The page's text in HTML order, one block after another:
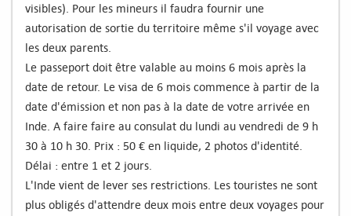
visibles). Pour les mineurs il faudra fournir une
autorisation de sortie du territoire même s'il voyage avec
les deux parents.
Le passeport doit être valable au moins 6 mois après la
date de retour. Le visa de 6 mois commence à partir de la
date d'émission et non pas à la date de votre arrivée en
Inde. A faire faire au consulat du lundi au vendredi de 9 h
30 à 10 h 30. Prix : 50 € en liquide, 2 photos d'identité.
Délai : entre 1 et 2 jours.
L'Inde vient de lever ses restrictions. Les touristes ne sont
plus obligés d'attendre deux mois entre deux voyages pour